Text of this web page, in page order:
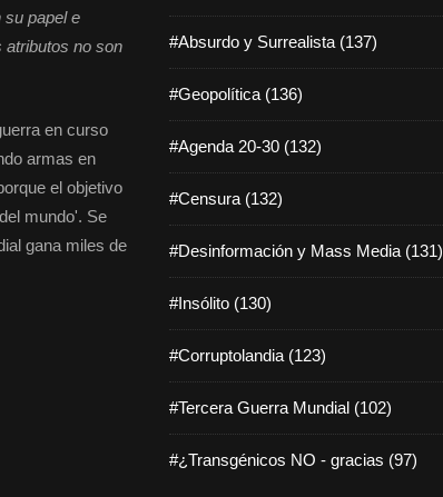
su papel e
atributos no son
en curso
armas en
el objetivo
mundo'. Se
gana miles de
#Absurdo y Surrealista (137)
#Geopolítica (136)
#Agenda 20-30 (132)
#Censura (132)
#Desinformación y Mass Media (131)
#Insólito (130)
#Corruptolandia (123)
#Tercera Guerra Mundial (102)
#¿Transgénicos NO - gracias (97)